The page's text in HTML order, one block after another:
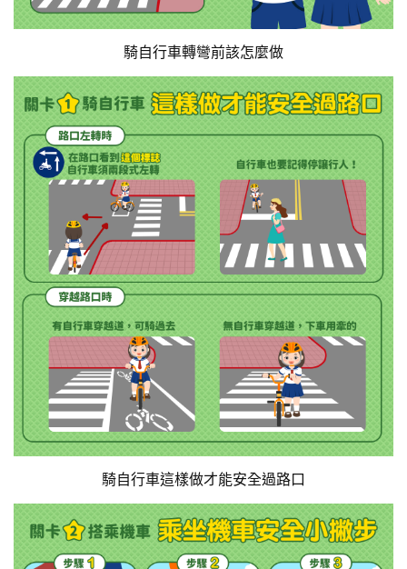
騎自行車轉彎前該怎麼做
騎自行車這樣做才能安全過路口